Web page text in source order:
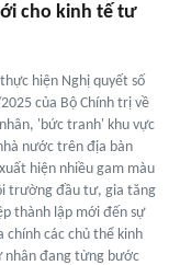
cho kinh tế tư
hiện Nghị quyết số
của Bộ Chính trị về
'bức tranh' khu vực
nước trên địa bàn
hiện nhiều gam màu
trường đầu tư, gia tăng
thành lập mới đến sự
chính các chủ thể kinh
nhân đang từng bước